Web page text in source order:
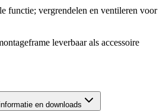
functie; vergrendelen en ventileren voor
leverbaar als accessoire
en downloads